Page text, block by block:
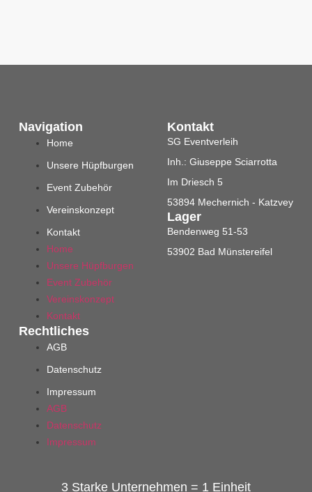
3 Starke Unternehmen = 1 Einheit
Navigation
Home
Unsere Hüpfburgen
Event Zubehör
Vereinskonzept
Kontakt
Home
Unsere Hüpfburgen
Event Zubehör
Vereinskonzept
Kontakt
Rechtliches
AGB
Datenschutz
Impressum
AGB
Datenschutz
Impressum
Kontakt
SG Eventverleih
Inh.: Giuseppe Sciarrotta
Im Driesch 5
53894 Mechernich - Katzvey
Lager
Bendenweg 51-53
53902 Bad Münstereifel